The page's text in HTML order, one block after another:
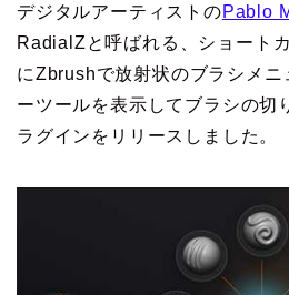
デジタルアーティストのPablo
RadialZと呼ばれる、ショート
にZbrushで放射状のブラシメニ
ーツールを表示してブラシの切
ラグインをリリースしました。